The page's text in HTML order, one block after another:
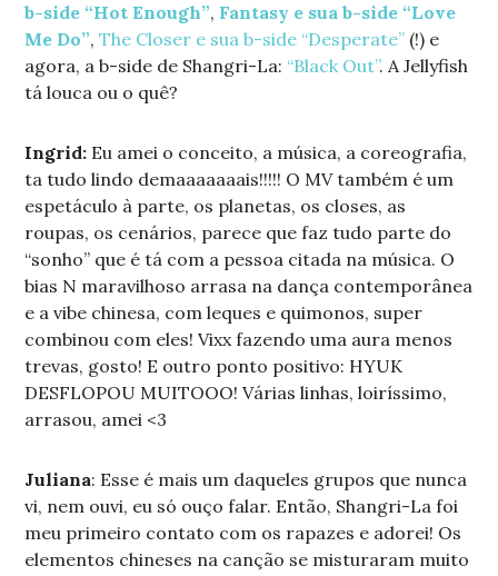
b-side “Hot Enough”, Fantasy e sua b-side “Love
Me Do”,The Closer e sua b-side “Desperate” (!) e
agora, a b-side de Shangri-La: “Black Out”. A Jellyfish
tá louca ou o quê?
Ingrid: Eu amei o conceito, a música, a coreografia,
ta tudo lindo demaaaaaaais!!!!! O MV também é um
espetáculo à parte, os planetas, os closes, as
roupas, os cenários, parece que faz tudo parte do
“sonho” que é tá com a pessoa citada na música. O
bias N maravilhoso arrasa na dança contemporânea
e a vibe chinesa, com leques e quimonos, super
combinou com eles! Vixx fazendo uma aura menos
trevas, gosto! E outro ponto positivo: HYUK
DESFLOPOU MUITOOO! Várias linhas, loiríssimo,
arrasou, amei <3
Juliana: Esse é mais um daqueles grupos que nunca
vi, nem ouvi, eu só ouço falar. Então, Shangri-La foi
meu primeiro contato com os rapazes e adorei! Os
elementos chineses na canção se misturaram muito